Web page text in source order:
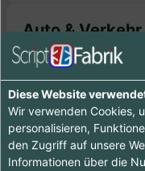
Auto &
Einträge :0
Ooops - wenig
Diese Website
Wir verwenden Cookies,
personalisieren,
den Zugriff auf unsere
Informationen über die